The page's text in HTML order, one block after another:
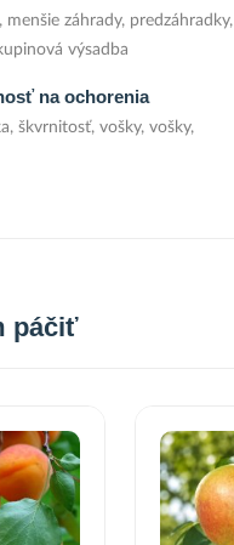
menšie záhrady, predzáhradky,
výsadba
na ochorenia
škvrnitosť, vošky, vošky,
páčiť